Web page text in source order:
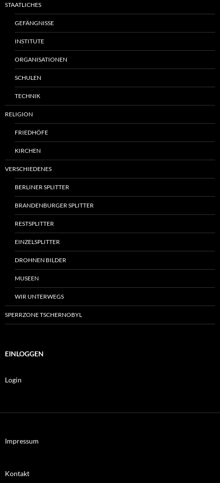
STAATLICHES
GEFÄNGNISSE
INSTITUTE
ORGANISATIONEN
SCHULEN
TECHNIK
RELIGION
FRIEDHÖFE
KIRCHEN
VERSCHIEDENES
BERLINER SPLITTER
BRANDENBURGER SPLITTER
RESTSPLITTER
EINZELSPLITTER
DROHNEN BILDER
MUSEEN
WIR UNTERWEGS
SPERRZONE TSCHERNOBYL
EINLOGGEN
Login
Impressum
Kontakt